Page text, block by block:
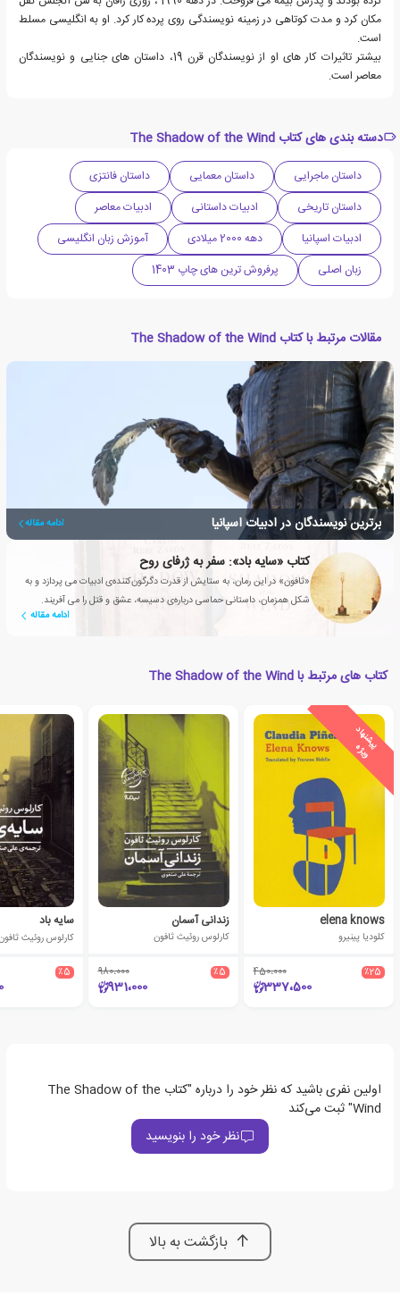
مکان کرد و مدت کوتاهی در زمینه نویسندگی روی پرده کار کرد. او به انگلیسی مسلط
است.
بیشتر تاثیرات کار های او از نویسندگان قرن 19، داستان های جنایی و نویسندگان
معاصر است.
دسته بندی های کتاب The Shadow of the Wind
داستان ماجرایی داستان معمایی
داستان فانتزی
داستان تاریخی
ادبیات داستانی
ادبیات معاصر
ادبیات اسپانیا
دهه 2000 میلادی
آموزش زبان انگلیسی
زبان اصلی
پرفروش ترین های چاپ 1403
مقالات مرتبط با کتاب The Shadow of the Wind
برترین نویسندگان در ادبیات اسپانیا ادامه مقاله
کتاب «سایه باد»: سفر به ژرفای روح
«ثافون» در این رمان، به ستایش از قدرت دگرگون‌کننده‌ی ادبیات می پردازد و به
شکل همزمان، داستانی حماسی درباره‌ی دسیسه، عشق و قتل را می آفریند.
ادامه مقاله
کتاب های مرتبط با The Shadow of the Wind
پ
ی
ش
ن
ه
ا
د
و
ی
ژ
ه
elena knows
کلودیا پینیرو
٪25 450،000
337،500
زندانی آسمان
کارلوس روئیث ثافون
٪5 980،000
931،000
سایه باد
کارلوس روئیث
٪5
اولین نفری باشید که نظر خود را درباره "کتاب The Shadow of the
Wind" ثبت می‌کند
نظر خود را بنویسید
بازگشت به بالا